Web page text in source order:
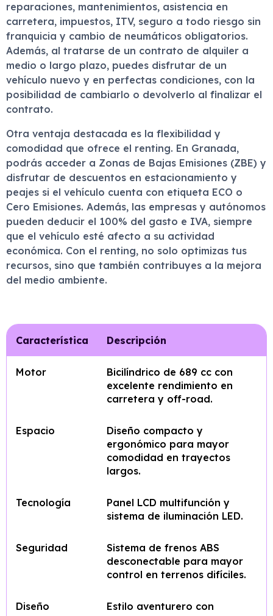
reparaciones, mantenimientos, asistencia en
carretera, impuestos, ITV, seguro a todo riesgo sin
franquicia y cambio de neumáticos obligatorios.
Además, al tratarse de un contrato de alquiler a
medio o largo plazo, puedes disfrutar de un
vehículo nuevo y en perfectas condiciones, con la
posibilidad de cambiarlo o devolverlo al finalizar el
contrato.
Otra ventaja destacada es la flexibilidad y
comodidad que ofrece el renting. En Granada,
podrás acceder a Zonas de Bajas Emisiones (ZBE) y
disfrutar de descuentos en estacionamiento y
peajes si el vehículo cuenta con etiqueta ECO o
Cero Emisiones. Además, las empresas y autónomos
pueden deducir el 100% del gasto e IVA, siempre
que el vehículo esté afecto a su actividad
económica. Con el renting, no solo optimizas tus
recursos, sino que también contribuyes a la mejora
del medio ambiente.
Característica Descripción
Motor
Bicilíndrico de 689 cc con
excelente rendimiento en
carretera y off-road.
Espacio
Diseño compacto y
ergonómico para mayor
comodidad en trayectos
largos.
Tecnología
Panel LCD multifunción y
sistema de iluminación LED.
Seguridad
Sistema de frenos ABS
desconectable para mayor
control en terrenos difíciles.
Diseño
Estilo aventurero con